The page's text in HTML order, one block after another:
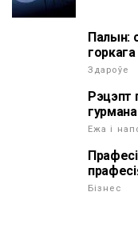
Палын:
горкага
Здароўе
Рэцэпт
Ежа і
Бізнес